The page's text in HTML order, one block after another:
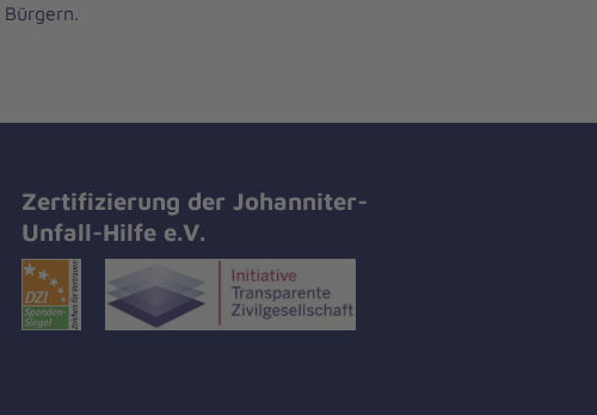
Zertifizierung der Johanniter-
Unfall-Hilfe e.V.